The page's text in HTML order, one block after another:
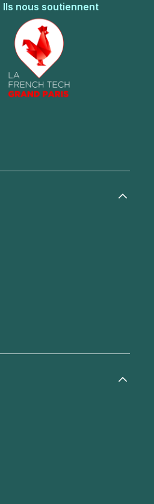
Ils nous soutiennent